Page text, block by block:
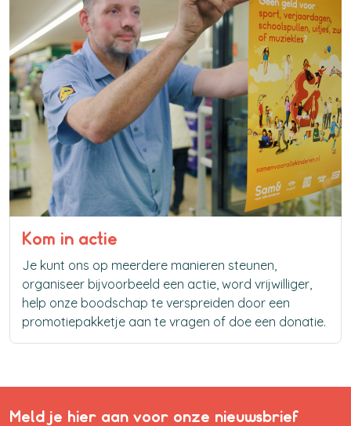
Kom in actie
Je kunt ons op meerdere manieren steunen,
organiseer bijvoorbeeld een actie, word vrijwilliger,
help onze boodschap te verspreiden door een
promotiepakketje aan te vragen of doe een donatie.
Meld je hier aan voor onze nieuwsbrief